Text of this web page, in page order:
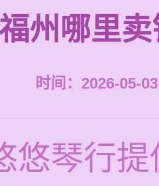
州哪里
时间：2026-05-
悠琴行